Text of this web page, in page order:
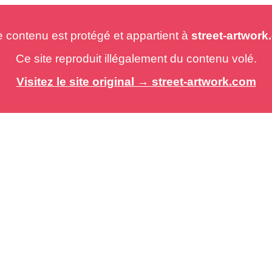
est protégé et appartient à street-
Ce site reproduit illégalement du contenu volé.
Visitez le site original → street-artwork.com